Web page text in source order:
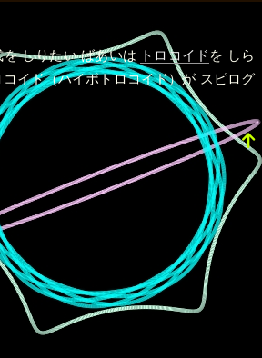
しりたい ばあいは トロコイド を しら
イド（ハイポトロコイド）が スピログ